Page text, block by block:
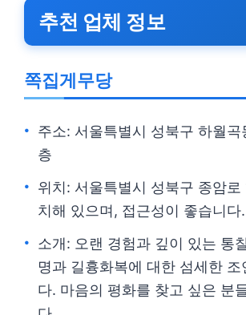
추천 업체 정보
쪽집게무당
주소: 서울특별시 성북구 하월
층
위치: 서울특별시 성북구 종암로
치해 있으며, 접근성이 좋습니다.
소개: 오랜 경험과 깊이 있는 통
명과 길흉화복에 대한 섬세한 조
다. 마음의 평화를 찾고 싶은 분